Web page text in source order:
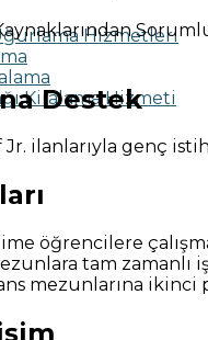
Hizmetleri
Kiralama Hizmeti
Destek
Jr. ilanlarıyla genç
öğrencilere
tam zamanlı iş
mezunlarına ikinci